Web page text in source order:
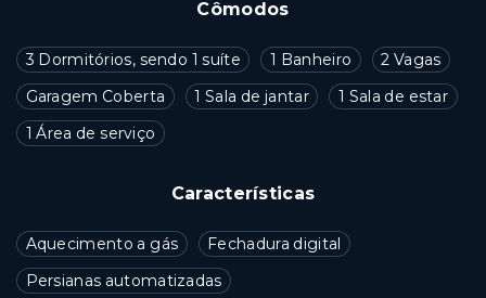
Cômodos
3 Dormitórios, sendo 1 suíte 1 Banheiro
2 Vagas
Garagem Coberta
1 Sala de jantar
1 Sala de estar
1 Área de serviço
Características
Aquecimento a gás
Fechadura digital
Persianas automatizadas